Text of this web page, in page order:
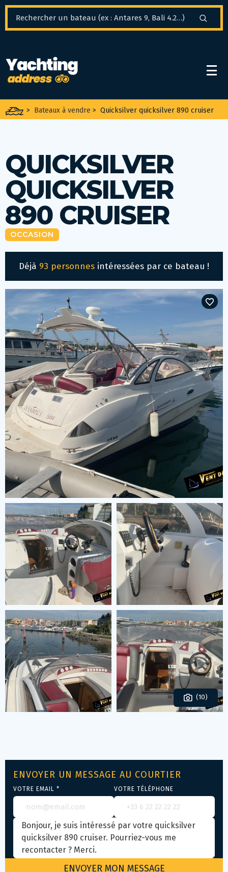
> Bateaux à vendre > Quicksilver quicksilver 890 cruiser
QUICKSILVER
QUICKSILVER
890 CRUISER
OCCASION
Déjà 93 personnes intéressées par ce bateau !
(10)
ENVOYER UN MESSAGE AU COURTIER
VOTRE EMAIL * VOTRE TÉLÉPHONE
Panneau de gestion des cookies